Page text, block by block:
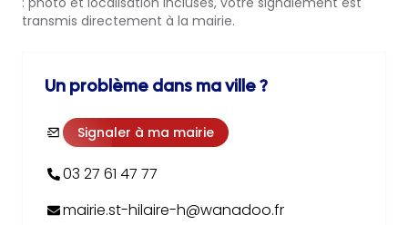
transmis directement à la mairie.
Un problème dans ma ville ?
Signaler à ma mairie
03 27 61 47 77
mairie.st-hilaire-h@wanadoo.fr